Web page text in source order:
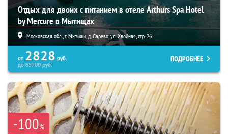
Отдых для двоих с питанием в отеле Arthurs Spa Hotel
by Mercure в Мытищах
Московская обл., г. Мытищи, д. Ларево, ул. Хвойная, стр. 26
от 2828 руб.
до65700руб.
ПОДРОБНЕЕ
-100%